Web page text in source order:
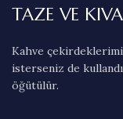
TAZE VE
Kahve
isterseniz de
öğütülür.